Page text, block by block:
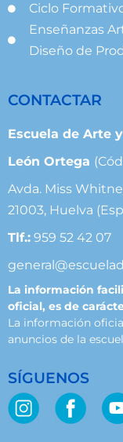
Ciclo
Enseñanzas
Diseño de
CONTACTAR
Escuela de Arte
León Ortega
Avda. Miss
21003, Huelva
Tlf.: 959 52 42 07
La información
oficial, es de
La información
anuncios de la
SÍGUENOS